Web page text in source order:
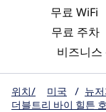
무료 WiFi
무료 주차
비즈니스
위치/ 미국 / 뉴저
더블트리 바이 힐튼